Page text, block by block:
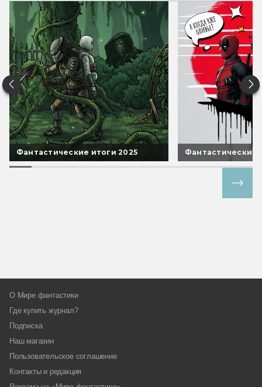
Фантастические итоги 2025 Фантастические
О Мире фантастики
Где купить журнал?
Подписка
Наш магазин
Пользовательское соглашение
Контакты и редакция